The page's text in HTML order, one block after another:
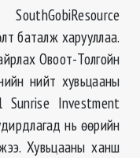
баталж харууллаа.
Овоот-Толгойн
нийт хувьцааны
Sunrise Investment
нь өөрийн
Хувьцааны ханш